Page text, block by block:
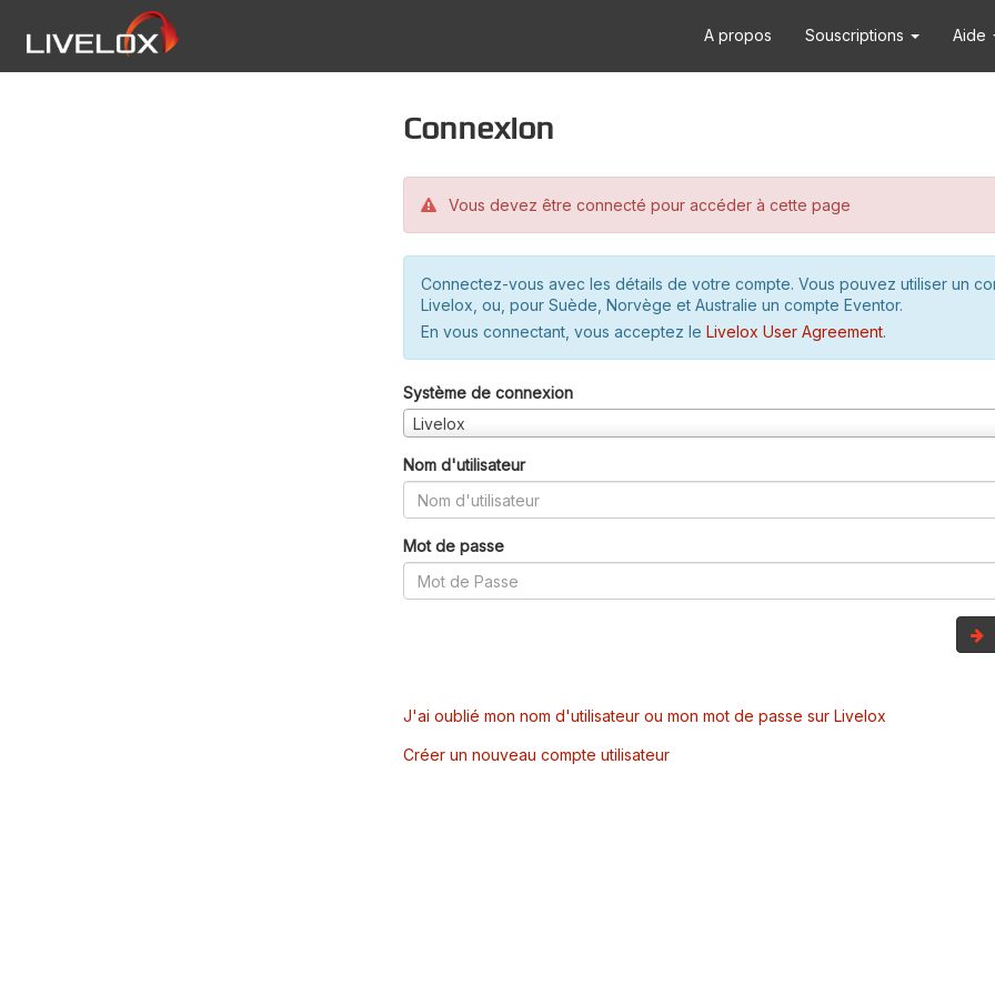
A propos Souscriptions Aide
Connexion
Vous devez être connecté pour accéder à cette page
Connectez-vous avec les détails de votre compte. Vous pouvez utiliser un
Livelox, ou, pour Suède, Norvège et Australie un compte Eventor.
En vous connectant, vous acceptez le Livelox User Agreement.
Système de connexion
Livelox
Nom d'utilisateur
Mot de passe
J'ai oublié mon nom d'utilisateur ou mon mot de passe sur Livelox
Créer un nouveau compte utilisateur